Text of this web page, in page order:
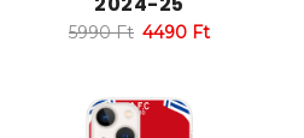
5990Ft 4490 Ft